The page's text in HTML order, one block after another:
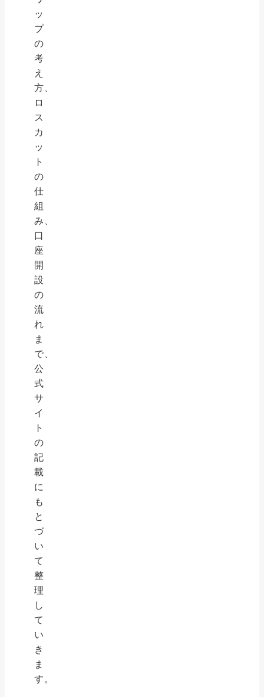
ッ
プ
の
考
え
方、
ロ
ス
カ
ッ
ト
の
仕
組
み、
口
座
開
設
の
流
れ
ま
で、
公
式
サ
イ
ト
の
記
載
に
も
と
づ
い
て
整
理
し
て
い
き
ま
す。